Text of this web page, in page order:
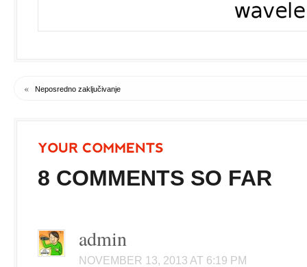
« Neposredno zaključivanje
8 COMMENTS SO FAR
admin
NOVEMBER 13, 2013 AT 6:19 PM